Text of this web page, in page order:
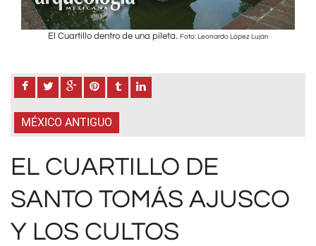
El Cuartillo dentro de una pileta. Foto: Leonardo López Luján
MÉXICO ANTIGUO
EL CUARTILLO DE
SANTO TOMÁS AJUSCO
Y LOS CULTOS